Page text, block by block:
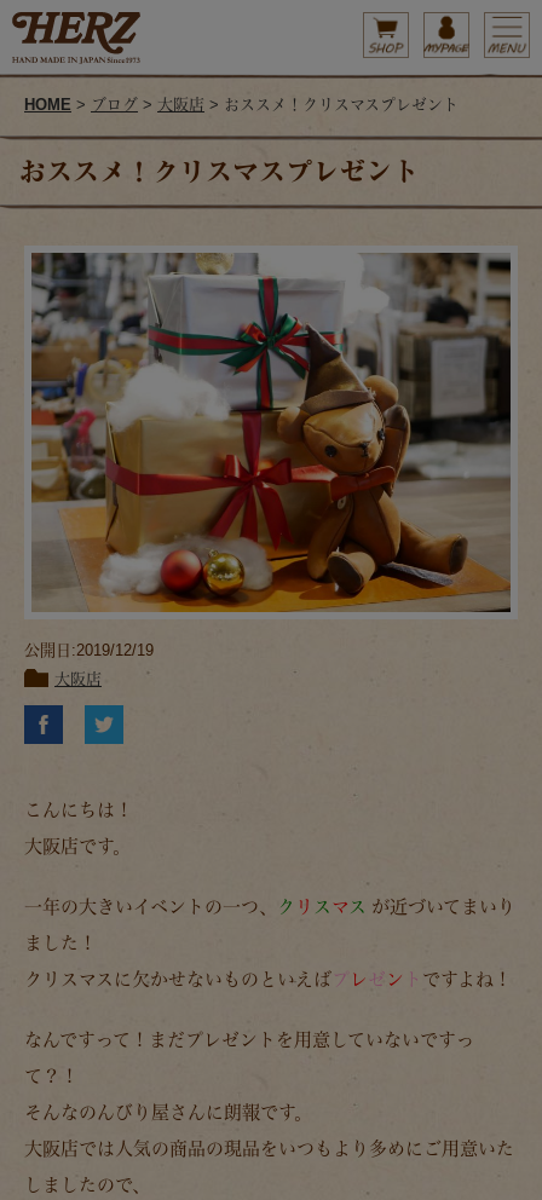
HOME > ブログ > 大阪店 > おススメ！クリスマスプレゼント
おススメ！クリスマスプレゼント
公開日:2019/12/19
大阪店
こんにちは！
大阪店です。
一年の大きいイベントの一つ、 ク リ スマ ス が近づいてまいり
ました！
クリスマスに欠かせないものといえばプ レ ゼ ン ト ですよね！
なんですって！まだプレゼントを用意していないですっ
て？！
そんなのんびり屋さんに朗報です。
大阪店では人気の商品の現品をいつもより多めにご用意いた
しましたので、